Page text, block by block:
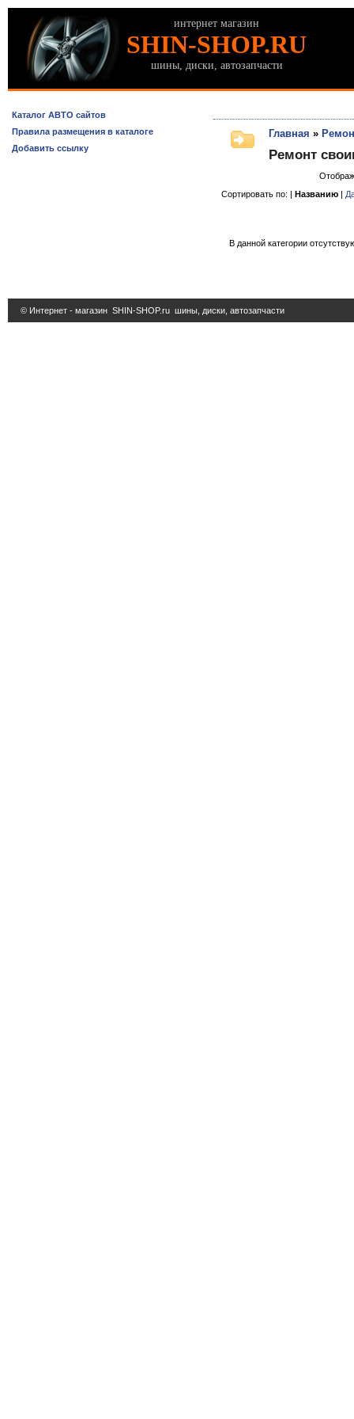
интернет магазин
SHIN-SHOP.RU
шины, диски, автозапчасти
Каталог АВТО сайтов
Правила размещения в каталоге
Добавить ссылку
Главная »
Ремонт
Сортировать по: | Названию |
В данной категории
© Интернет - магазин SHIN-SHOP.ru шины, диски, автозапчасти